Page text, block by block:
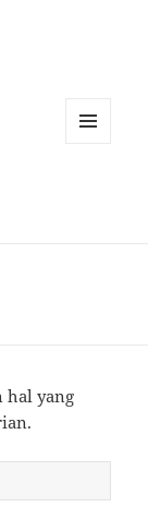
hal yang